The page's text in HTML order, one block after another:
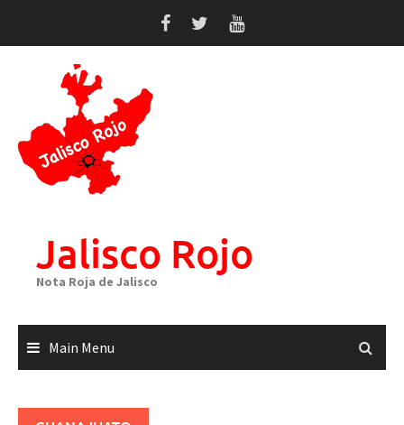
Jalisco Rojo
Nota Roja de Jalisco
Main Menu